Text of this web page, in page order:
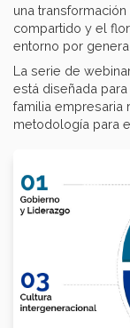
una
compartido y el
entorno por
La serie de
está diseñada
familia empresaria
metodología para